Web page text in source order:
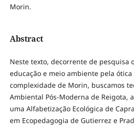
Morin.
Abstract
Neste texto, decorrente de pesquisa
educação e meio ambiente pela ótica
complexidade de Morin, buscamos
Ambiental Pós-Moderna de Reigota,
uma Alfabetização Ecológica de
em Ecopedagogia de Gutierrez e